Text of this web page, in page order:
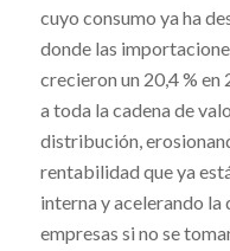
cuyo consumo ya ha
donde las
crecieron un 20,4 %
a toda la cadena de
distribución,
rentabilidad que ya
interna y acelerando
empresas si no se